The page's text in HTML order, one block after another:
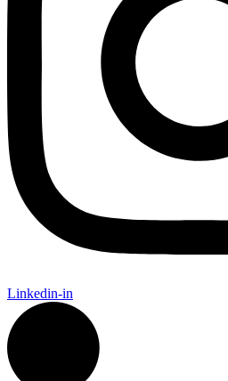
Linkedin-in